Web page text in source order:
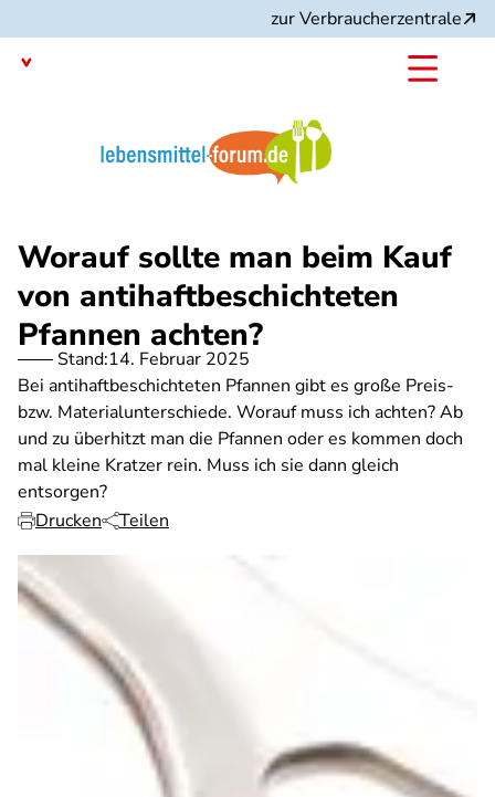
zum
Inhalt
zur Verbraucherzentrale
Worauf sollte man beim Kauf
von antihaftbeschichteten
Pfannen achten?
Stand:14. Februar 2025
Bei antihaftbeschichteten Pfannen gibt es große Preis-
bzw. Materialunterschiede. Worauf muss ich achten? Ab
und zu überhitzt man die Pfannen oder es kommen doch
mal kleine Kratzer rein. Muss ich sie dann gleich
entsorgen?
Drucken
Teilen